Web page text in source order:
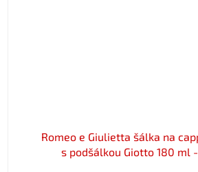
Romeo e Giulietta šálka na
s podšálkou Giotto 180 ml